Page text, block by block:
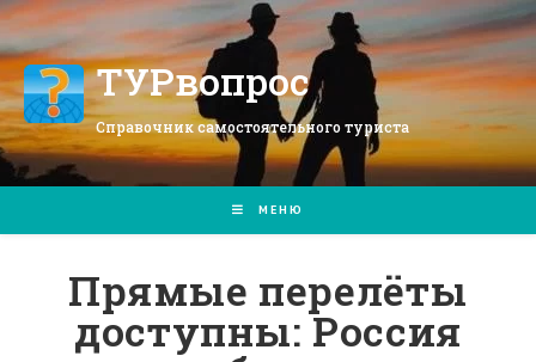
Перейти
к
содержимомуТУРвопрос
Справочник самостоятельного туриста
МЕНЮ
Прямые перелёты
доступны: Россия